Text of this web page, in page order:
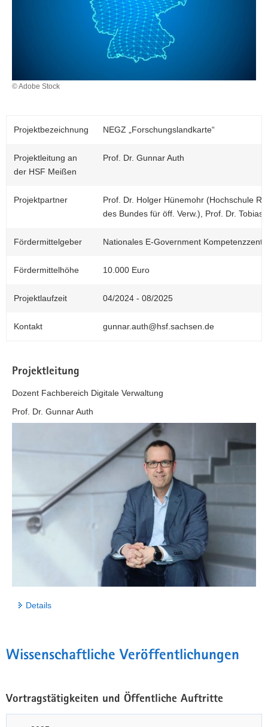
© Adobe Stock
Projektbezeichnung NEGZ „Forschungslandkarte“
Projektleitung an
der HSF Meißen
Prof. Dr. Gunnar Auth
Projektpartner
Prof. Dr. Holger Hünemohr (Hochschule
des Bundes für öff. Verw.), Prof. Dr.
Fördermittelgeber Nationales E-Government
Fördermittelhöhe 10.000 Euro
Projektlaufzeit 04/2024 - 08/2025
Kontakt gunnar.auth@hsf.sachsen.de
Projektleitung
Dozent Fachbereich Digitale Verwaltung
Prof. Dr. Gunnar Auth
Details
Wissenschaftliche Veröffentlichungen
Vortragstätigkeiten und Öffentliche Auftritte